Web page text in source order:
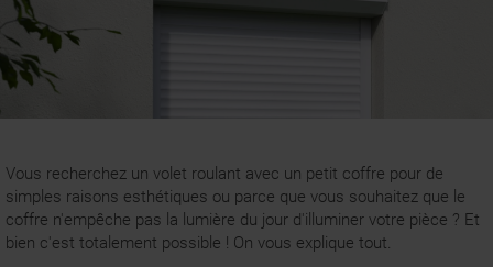
Vous recherchez un volet roulant avec un petit coffre pour de
simples raisons esthétiques ou parce que vous souhaitez que le
coffre n'empêche pas la lumière du jour d'illuminer votre pièce ? Et
bien c'est totalement possible ! On vous explique tout.